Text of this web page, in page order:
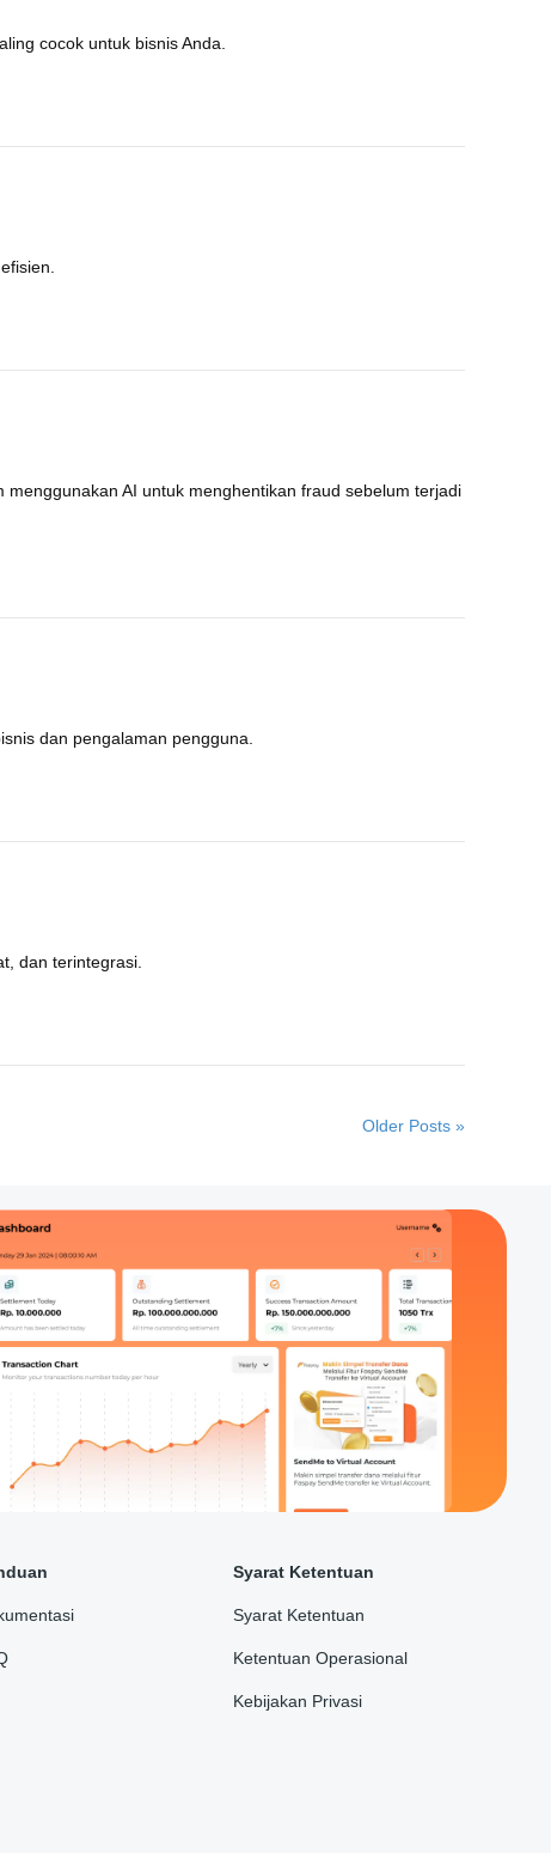
cocok untuk bisnis Anda.
AI untuk menghentikan fraud sebelum terjadi
dan pengalaman pengguna.
dan terintegrasi.
Older Posts »
Syarat Ketentuan
Syarat Ketentuan
Ketentuan Operasional
Kebijakan Privasi